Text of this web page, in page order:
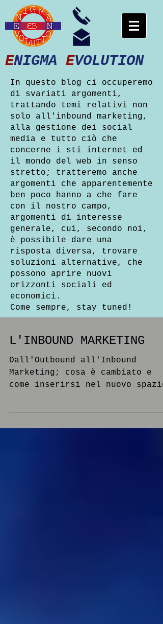
ENIGMA EVOLUTION
In questo blog ci occuperemo
di svariati argomenti,
trattando temi relativi non
solo all'inbound marketing,
alla gestione dei social
media e tutto ciò che
concerne i sti internet ed
il mondo del web in senso
stretto; tratteremo anche
argomenti che apparentemente
ben poco hanno a che fare
con il nostro campo,
argomenti di interesse
generale, cui, secondo noi,
è possibile dare una
risposta diversa, trovare
soluzioni alternative, che
possono aprire nuovi
orizzonti sociali ed
economici.
Come sempre, stay tuned!
L'INBOUND MARKETING
Dall'Outbound all'Inbound
Marketing; cosa è cambiato e
come inserirsi nel nuovo spazio